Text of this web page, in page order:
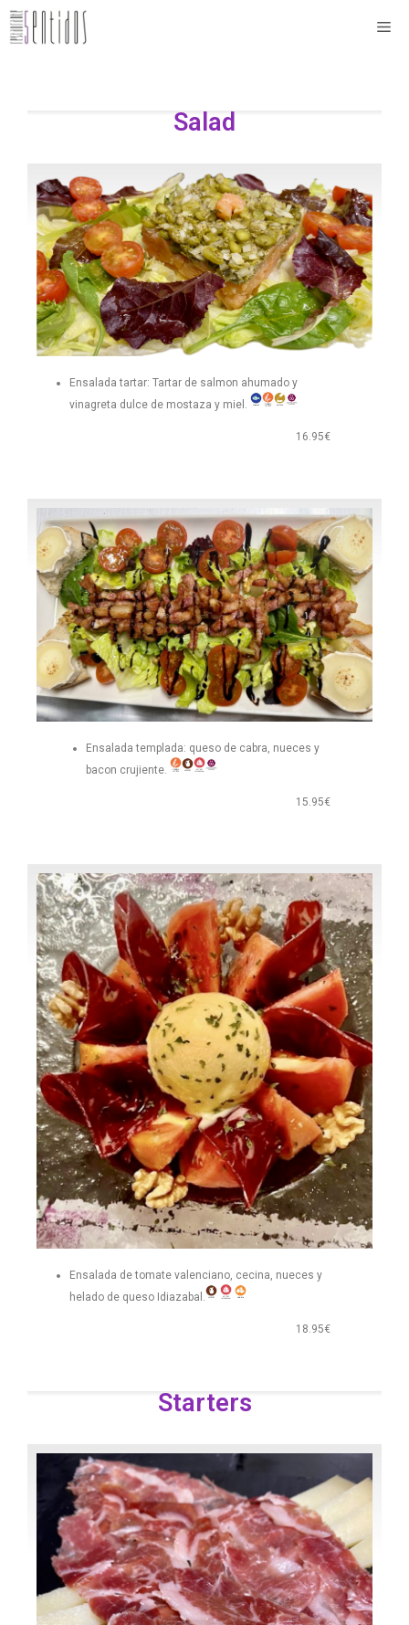
Salad
Ensalada tartar: Tartar de salmon ahumado y
vinagreta dulce de mostaza y miel.
16.95€
Ensalada templada: queso de cabra, nueces y
bacon crujiente.
15.95€
Ensalada de tomate valenciano, cecina, nueces y
helado de queso Idiazabal.
18.95€
Starters